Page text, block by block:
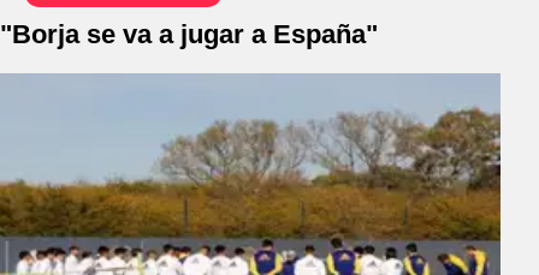
"Borja se va a jugar a España"